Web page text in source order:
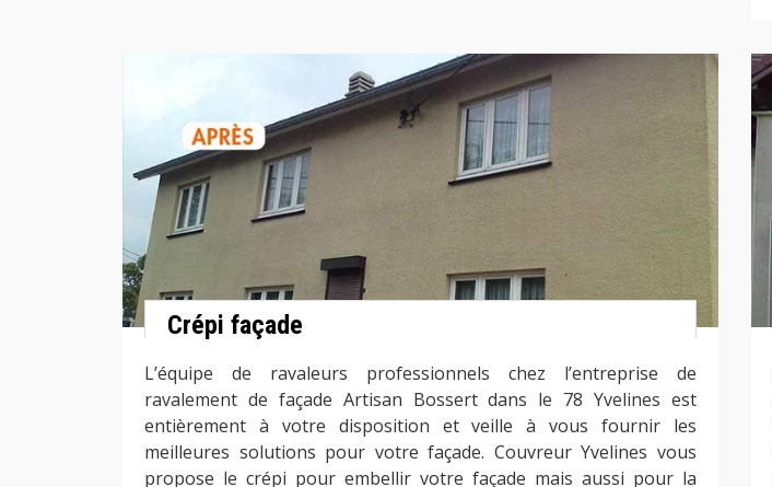
Crépi façade
L’équipe de ravaleurs professionnels chez l’entreprise de
ravalement de façade Artisan Bossert dans le 78 Yvelines est
entièrement à votre disposition et veille à vous fournir les
meilleures solutions pour votre façade. Couvreur Yvelines vous
propose le crépi pour embellir votre façade mais aussi pour la